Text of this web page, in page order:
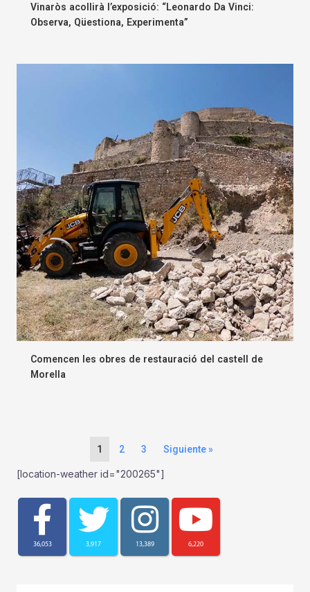
Vinaròs acollirà l’exposició: “Leonardo Da Vinci:
Observa, Qüestiona, Experimenta”
Comencen les obres de restauració del castell de
Morella
1 2 3 Siguiente »
[location-weather id="200265"]
36,053 3,917 13,389 6,220